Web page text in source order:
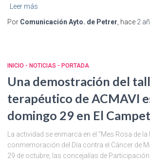
Leer más
Por Comunicación Ayto. de Petrer , hace 2
INICIO - NOTICIAS - PORTADA
Una demostración del
terapéutico de ACMAVI
domingo 29 en El Campet
La actividad se enmarca en el “Mes Rosa de
conmemoración del Día contra el Cáncer de
29 de octubre, las concejalías de Participación